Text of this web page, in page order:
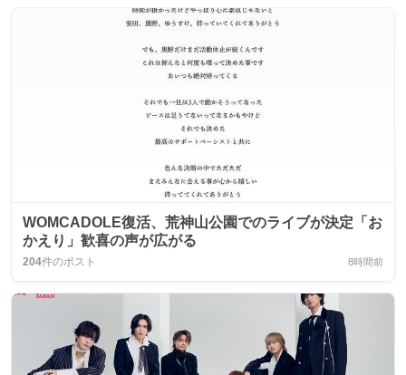
WOMCADOLE復活、荒神山公園でのライブが決定「お
かえり」歓喜の声が広がる
204件のポスト 8時間前